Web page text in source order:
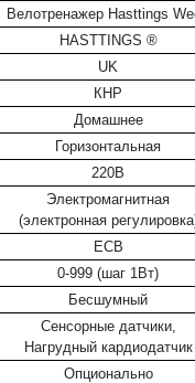
Велотренажер Hasttings
HASTTINGS ®
UK
КНР
Домашнее
Горизонтальная
220В
Электромагнитная
(электронная
ECB
0-999 (шаг 1Вт)
Бесшумный
Сенсорные датчики,
Нагрудный кардиодатчик
Опционально